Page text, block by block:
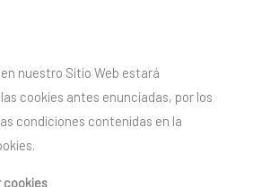
nuestro Sitio Web estará
cookies antes enunciadas, por los
condiciones contenidas en la
cookies